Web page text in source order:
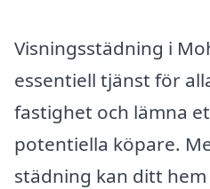
Visningsstädning i
essentiell tjänst för
fastighet och lämna
potentiella köpare.
städning kan ditt hem